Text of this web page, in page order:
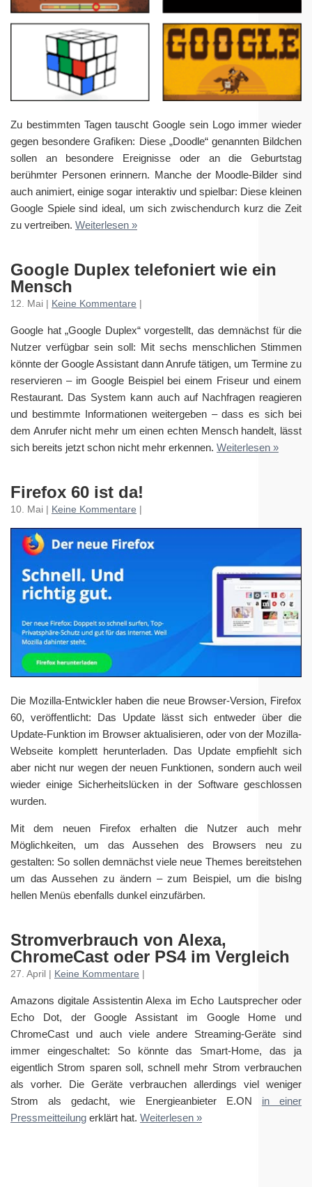
Zu bestimmten Tagen tauscht Google sein Logo immer wieder
gegen besondere Grafiken: Diese „Doodle“ genannten Bildchen
sollen an besondere Ereignisse oder an die Geburtstag
berühmter Personen erinnern. Manche der Moodle-Bilder sind
auch animiert, einige sogar interaktiv und spielbar: Diese kleinen
Google Spiele sind ideal, um sich zwischendurch kurz die Zeit
zu vertreiben. Weiterlesen »
Google Duplex telefoniert wie ein
Mensch
12. Mai | Keine Kommentare |
Google hat „Google Duplex“ vorgestellt, das demnächst für die
Nutzer verfügbar sein soll: Mit sechs menschlichen Stimmen
könnte der Google Assistant dann Anrufe tätigen, um Termine zu
reservieren – im Google Beispiel bei einem Friseur und einem
Restaurant. Das System kann auch auf Nachfragen reagieren
und bestimmte Informationen weitergeben – dass es sich bei
dem Anrufer nicht mehr um einen echten Mensch handelt, lässt
sich bereits jetzt schon nicht mehr erkennen. Weiterlesen »
Firefox 60 ist da!
10. Mai | Keine Kommentare |
Die Mozilla-Entwickler haben die neue Browser-Version, Firefox
60, veröffentlicht: Das Update lässt sich entweder über die
Update-Funktion im Browser aktualisieren, oder von der Mozilla-
Webseite komplett herunterladen. Das Update empfiehlt sich
aber nicht nur wegen der neuen Funktionen, sondern auch weil
wieder einige Sicherheitslücken in der Software geschlossen
wurden.
Mit dem neuen Firefox erhalten die Nutzer auch mehr
Möglichkeiten, um das Aussehen des Browsers neu zu
gestalten: So sollen demnächst viele neue Themes bereitstehen
um das Aussehen zu ändern – zum Beispiel, um die bislng
hellen Menüs ebenfalls dunkel einzufärben.
Stromverbrauch von Alexa,
ChromeCast oder PS4 im Vergleich
27. April | Keine Kommentare
Amazons digitale Assistentin Alexa im Echo Lautsprecher oder
Echo Dot, der Google Assistant im Google Home und
ChromeCast und auch viele andere Streaming-Geräte sind
immer eingeschaltet: So könnte das Smart-Home, das ja
eigentlich Strom sparen soll, schnell mehr Strom verbrauchen
als vorher. Die Geräte verbrauchen allerdings viel weniger
Strom als gedacht, wie Energieanbieter E.ON in einer
Pressmeitteilung erklärt hat. Weiterlesen »